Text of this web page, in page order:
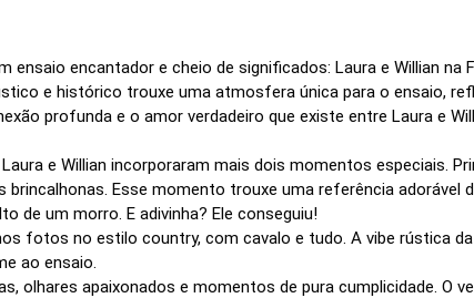
ensaio encantador e cheio de significados: Laura e Willian na
e histórico trouxe uma atmosfera única para o ensaio,
profunda e o amor verdadeiro que existe entre Laura e
e Willian incorporaram mais dois momentos especiais.
Esse momento trouxe uma referência adorável
de um morro. E adivinha? Ele conseguiu!
fotos no estilo country, com cavalo e tudo. A vibe rústica
ao ensaio.
olhares apaixonados e momentos de pura cumplicidade. O